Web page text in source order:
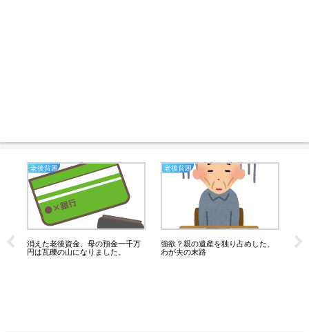
老後貧困
消えた老後資金、母の預金一千万
円は瓦礫の山になりました。
老後貧困
強欲？親の遺産を独り占めした、
わが夫の末路
未
５